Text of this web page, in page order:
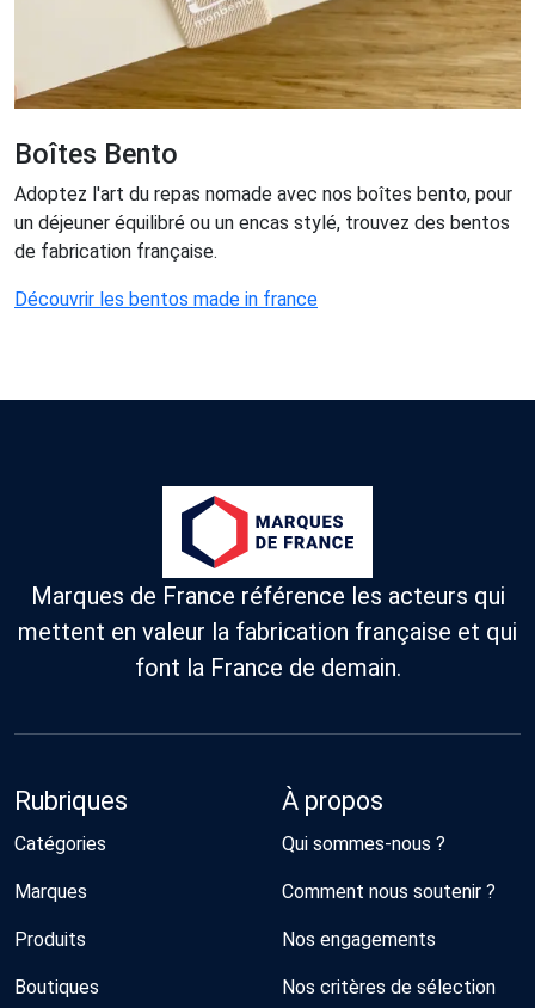
Boîtes Bento
Adoptez l'art du repas nomade avec nos boîtes bento, pour
un déjeuner équilibré ou un encas stylé, trouvez des bentos
de fabrication française.
Découvrir les bentos made in france
Marques de France référence les acteurs qui
mettent en valeur la fabrication française et qui
font la France de demain.
Rubriques
Catégories
Marques
Produits
Boutiques
À propos
Qui sommes-nous ?
Comment nous soutenir ?
Nos engagements
Nos critères de sélection